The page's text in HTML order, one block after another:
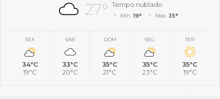
27° Tempo nublado
Mín.19° Máx. 35°
SEX
34°C
19°C
SÁB
33°C
20°C
DOM
35°C
21°C
SEG
35°C
23°C
TER
35°C
19°C